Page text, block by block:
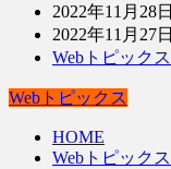
2022年11月28日
2022年11月27日
Webトピックス
Webトピックス
HOME
Webトピックス